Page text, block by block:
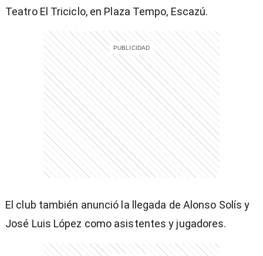
Teatro El Triciclo, en Plaza Tempo, Escazú.
El club también anunció la llegada de Alonso Solís y
José Luis López como asistentes y jugadores.